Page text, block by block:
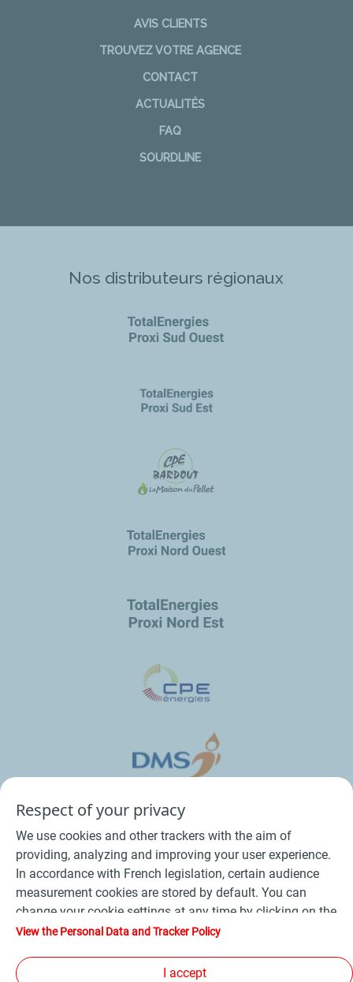
AVIS CLIENTS
TROUVEZ VOTRE AGENCE
CONTACT
ACTUALITÉS
FAQ
SOURDLINE
Nos distributeurs régionaux
Conditions Générales de Vente Bois
Conditions Générales d’Utilisation
Respect of your privacy
We use cookies and other trackers with the aim of
providing, analyzing and improving your user experience.
In accordance with French legislation, certain audience
measurement cookies are stored by default. You can
change your cookie settings at any time by clicking on the
"Manage my cookies" button. By clicking on the "Accept"
device. If you click on "Decline", only the technical cookies
View the Personal Data and Tracker Policy
I accept